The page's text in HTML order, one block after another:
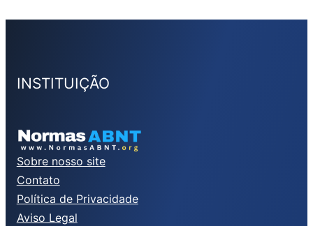
INSTITUIÇÃO
Sobre nosso site
Contato
Política de Privacidade
Aviso Legal